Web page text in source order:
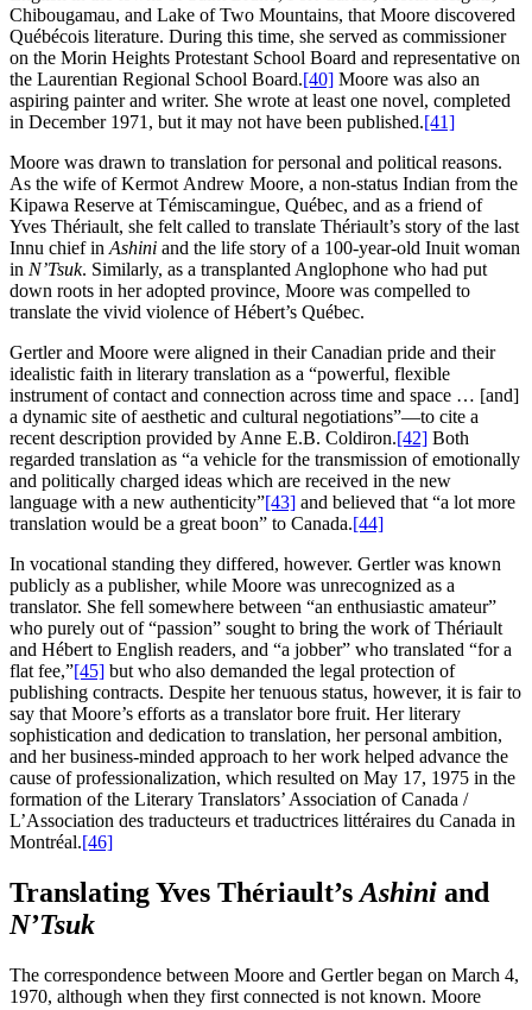
Chibougamau, and Lake of Two Mountains, that Moore discovered
Québécois literature. During this time, she served as commissioner
on the Morin Heights Protestant School Board and representative on
the Laurentian Regional School Board.[40] Moore was also an
aspiring painter and writer. She wrote at least one novel, completed
in December 1971, but it may not have been published.[41]
Moore was drawn to translation for personal and political reasons.
As the wife of Kermot Andrew Moore, a non‑status Indian from the
Kipawa Reserve at Témiscamingue, Québec, and as a friend of
Yves Thériault, she felt called to translate Thériault’s story of the last
Innu chief in Ashini and the life story of a 100‑year‑old Inuit woman
in N’Tsuk. Similarly, as a transplanted Anglophone who had put
down roots in her adopted province, Moore was compelled to
translate the vivid violence of Hébert’s Québec.
Gertler and Moore were aligned in their Canadian pride and their
idealistic faith in literary translation as a “powerful, flexible
instrument of contact and connection across time and space … [and]
a dynamic site of aesthetic and cultural negotiations”—to cite a
recent description provided by Anne E.B. Coldiron.[42] Both
regarded translation as “a vehicle for the transmission of emotionally
and politically charged ideas which are received in the new
language with a new authenticity”[43] and believed that “a lot more
translation would be a great boon” to Canada.[44]
In vocational standing they differed, however. Gertler was known
publicly as a publisher, while Moore was unrecognized as a
translator. She fell somewhere between “an enthusiastic amateur”
who purely out of “passion” sought to bring the work of Thériault
and Hébert to English readers, and “a jobber” who translated “for a
flat fee,”[45] but who also demanded the legal protection of
publishing contracts. Despite her tenuous status, however, it is fair to
say that Moore’s efforts as a translator bore fruit. Her literary
sophistication and dedication to translation, her personal ambition,
and her business‑minded approach to her work helped advance the
cause of professionalization, which resulted on May 17, 1975 in the
formation of the Literary Translators’ Association of Canada /
L’Association des traducteurs et traductrices littéraires du Canada in
Montréal.[46]
Translating Yves Thériault’s Ashini and
N’Tsuk
The correspondence between Moore and Gertler began on March 4,
1970, although when they first connected is not known. Moore